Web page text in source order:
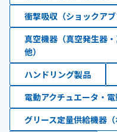
衝撃吸収（ショックアブ
真空機器（真空発生器
他）
ハンドリング製品
電動アクチュエータ・
グリース定量供給機器（